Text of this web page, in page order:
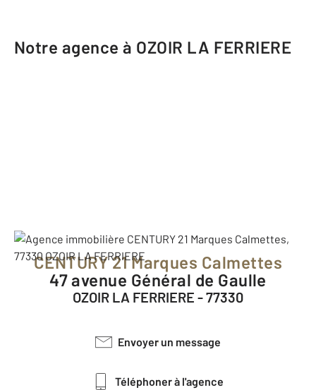
Notre agence à OZOIR LA FERRIERE
CENTURY 21 Marques Calmettes
47 avenue Général de Gaulle
OZOIR LA FERRIERE - 77330
Envoyer un message
Téléphoner à l'agence